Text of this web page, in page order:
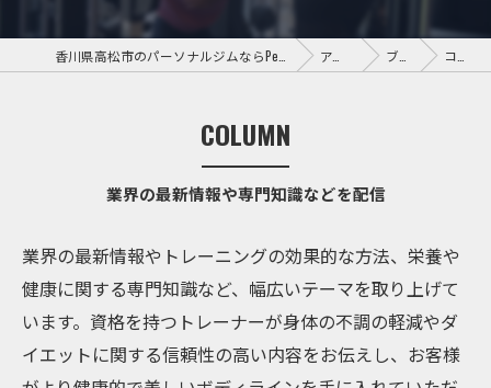
アクセス ブログ コラム
COLUMN
業界の最新情報や専門知識などを配信
業界の最新情報やトレーニングの効果的な方法、栄養や
健康に関する専門知識など、幅広いテーマを取り上げて
います。資格を持つトレーナーが身体の不調の軽減やダ
イエットに関する信頼性の高い内容をお伝えし、お客様